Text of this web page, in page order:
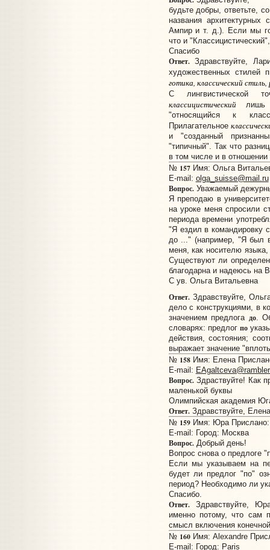
будьте добры, ответьте,
названия архитектурных
Ампир и т. д.). Если мы
что и
Спасибо
Ответ.Здравствуйте,
художественных
готика, классический стиль,
С лингвистической
классицистическийлишь
"относящийся к
Прилагательное
и "созданный
"типичный". Так что
в том числе и в отношении
№ 157Имя: Ольга
E-mail: olga_suisse@mail.ru
Вопрос.Уважаемый
Я преподаю в
на уроке меня спросили
периода времени
"Я ездил в командировку
до ..." (например, "Я был
меня, как носителю
Существуют ли
благодарна и надеюсь на
С ув. Ольга Витальевна
Ответ.Здравствуйте,
дело с конструкциями, в
значением предлога до.
словарях: предлог по
действия, состояния;
выражает значение
№ 158Имя: Елена
E-mail:
Вопрос.Здраствуйте! Как
маленькой буквы
Олимпийская академия
Ответ.Здравствуйте,
№ 159Имя: Юра Прислано:
E-mail: Город: Москва
Вопрос.Добрый день!
Вопрос снова о предлоге
Если мы указываем на
будет ли предлог "по"
период? Необходимо ли
Спасибо.
Ответ.Здравствуйте,
именно потому, что сам
смысл включения
№ 160Имя: Alexandre
E-mail: Город: Paris